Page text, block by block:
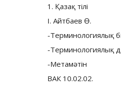
1. Қазақ тiлi
I. Айтбаев Ө.
-Терминологиялық
-Терминологиялық
-Метамәтiн
ВАК 10.02.02.